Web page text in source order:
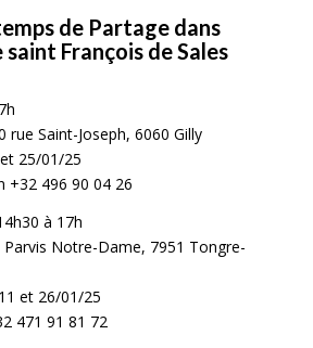
de Partage dans
saint François de Sales
rue Saint-Joseph, 6060 Gilly
25/01/25
+32 496 90 04 26
à 17h
Notre-Dame, 7951 Tongre-
et 26/01/25
471 91 81 72